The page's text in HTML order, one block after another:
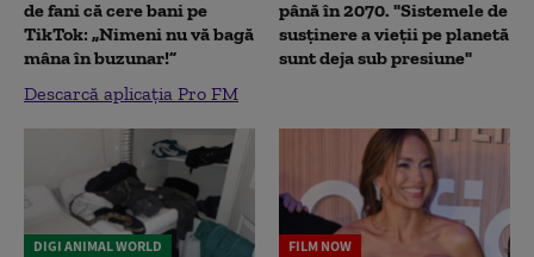
de fani că cere bani pe
TikTok: „Nimeni nu vă bagă
mâna în buzunar!”
Descarcă aplicația Pro FM
până în 2070. "Sistemele de
susținere a vieții pe planetă
sunt deja sub presiune"
DIGI ANIMAL WORLD FILM NOW